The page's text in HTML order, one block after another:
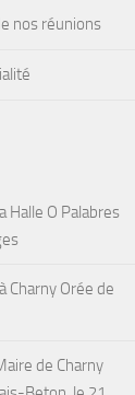
nos réunions
Halle O Palabres
Charny Orée de
de Charny